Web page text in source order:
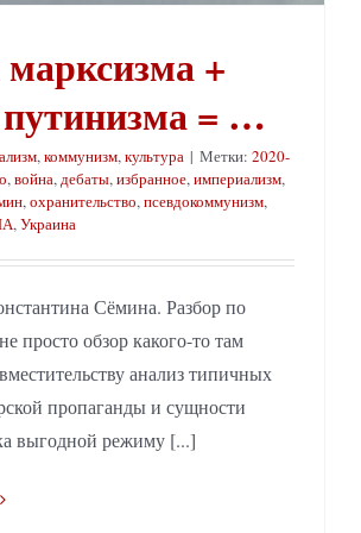
+
= …
,коммунизм,культура | Метки: 2020-
,война,дебаты,избранное,империализм,
,охранительство,псевдокоммунизм,
,Украина
Сёмина. Разбор по
просто обзор какого-то там
анализ типичных
пропаганды и сущности
выгодной режиму [...]